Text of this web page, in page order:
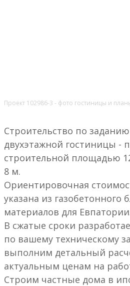
Проект 102986-3 - фото гостиницы и
Строительство по заданию
двухэтажной гостиницы -
строительной площадью
8 м.
Ориентировочная
указана из газобетонного
материалов для
В сжатые сроки
по вашему техническому
выполним детальный
актуальным ценам на
Строим частные дома в